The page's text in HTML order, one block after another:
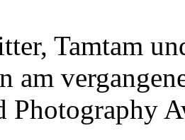
Tamtam
am
Photography